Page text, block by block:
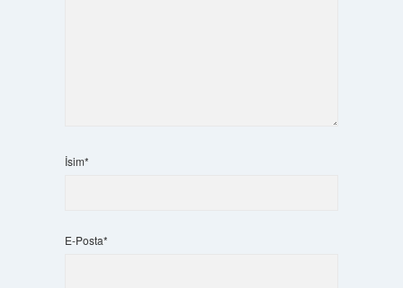
İsim*
E-Posta*